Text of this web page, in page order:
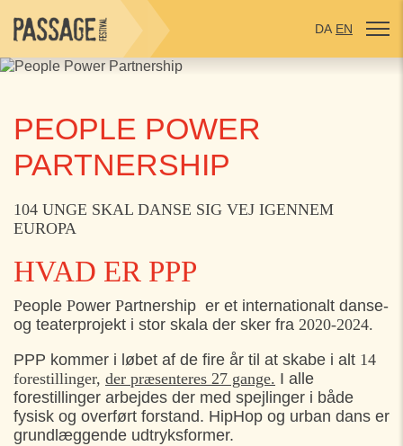
DA EN
PEOPLE POWER
PARTNERSHIP
104 UNGE SKAL DANSE SIG VEJ IGENNEM
EUROPA
HVAD ER PPP
People Power Partnership er et internationalt danse-
og teaterprojekt i stor skala der sker fra 2020-2024.
PPP kommer i løbet af de fire år til at skabe i alt 14
forestillinger, der præsenteres 27 gange. I alle
forestillinger arbejdes der med spejlinger i både
fysisk og overført forstand. HipHop og urban dans er
grundlæggende udtryksformer.